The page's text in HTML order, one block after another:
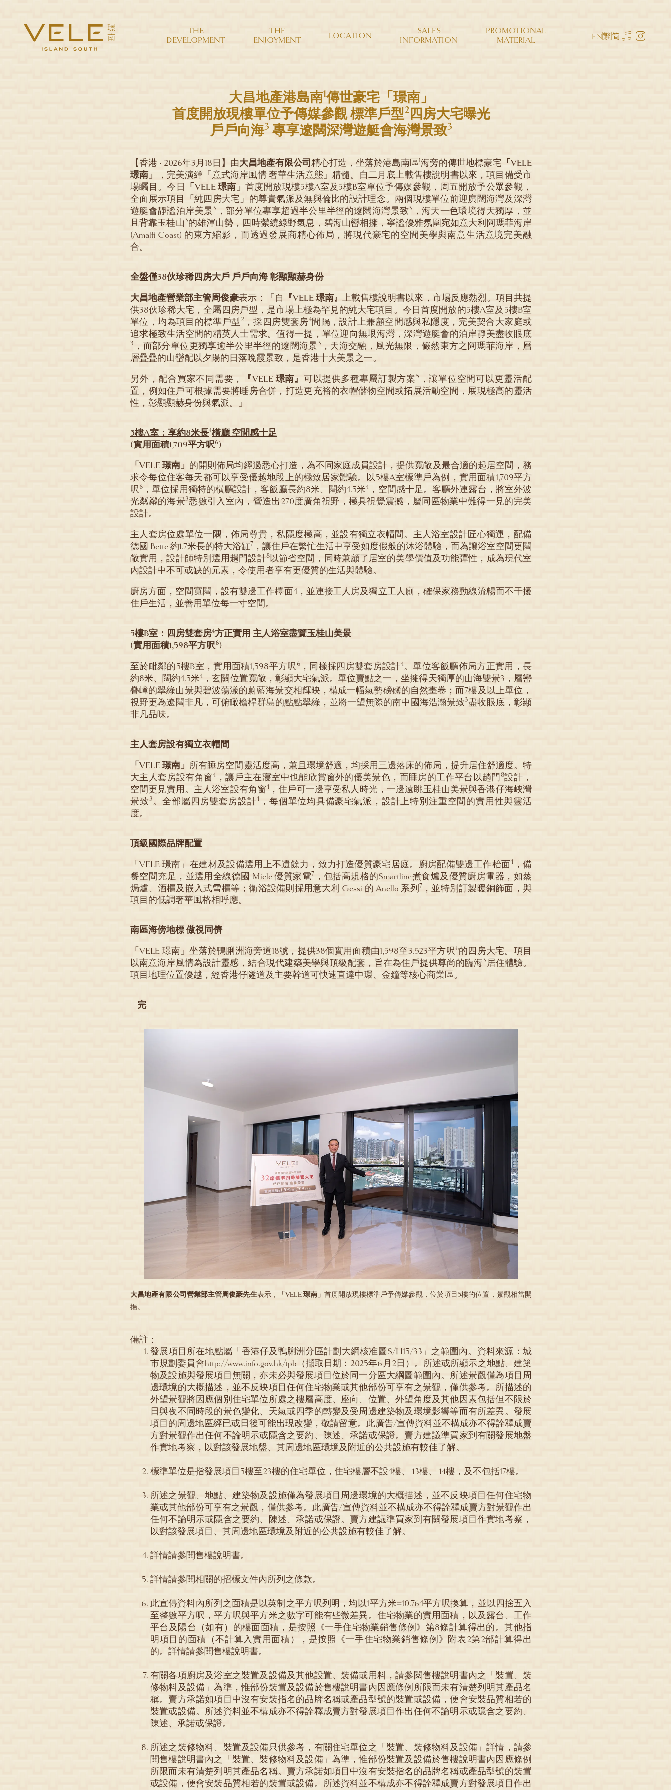
THE
DEVELOPMENT
THE
ENJOYMENT
LOCATION
SALES
INFORMATION
PROMOTIONAL
MATERIAL
EN繁简
大昌地產港島南1傳世豪宅「璟南」
首度開放現樓單位予傳媒參觀 標準戶型2四房大宅曝光
戶戶向海3 專享遼闊深灣遊艇會海灣景致3
【香港 ‧ 2026年3月18日】由大昌地產有限公司 精心打造，坐落於港島南區1海旁的傳世地標豪宅 「VELE
璟南」
，完美演繹「意式海岸風情 奢華生活意態」精髓。自二月底上載售樓說明書以來，項目備受市
場矚目。今日
「VELE 璟南」首度開放現樓5樓A室及5樓B室單位予傳媒參觀，周五開放予公眾參觀，
全面展示項目「純四房大宅」的尊貴氣派及無與倫比的設計理念。兩個現樓單位前迎廣闊海灣及深灣
遊艇會靜謐泊岸美景3 ，部分單位專享超過半公里半徑的遼闊海灣景致3
，海天一色環境得天獨厚，並
且背靠玉桂山3的雄渾山勢，四時縈繞綠野氣息，碧海山巒相擁，寧謐優雅氛圍宛如意大利阿瑪菲海岸
(Amalfi Coast) 的東方縮影，而透過發展商精心佈局，將現代豪宅的空間美學與南意生活意境完美融
合。
全盤僅38伙珍稀四房大戶 戶戶向海 彰顯顯赫身份
大昌地產營業部主管周俊豪表示：「自 『VELE 璟南』上載售樓說明書以來，市場反應熱烈。項目共提
供38伙珍稀大宅，全屬四房戶型，是市場上極為罕見的純大宅項目。今日首度開放的5樓A室及5樓B室
單位，均為項目的標準戶型 2 ，採四房雙套房4間隔，設計上兼顧空間感與私隱度，完美契合大家庭或
追求極致生活空間的精英人士需求。值得一提，單位迎向無垠海灣，深灣遊艇會的泊岸靜美盡收眼底
3 ，而部分單位更獨享逾半公里半徑的遼闊海景3 ，天海交融，風光無限，儼然東方之阿瑪菲海岸，層
層疊疊的山巒配以夕陽的日落晚霞景致，是香港十大美景之一。
另外，配合買家不同需要，
『VELE 璟南』 可以提供多種專屬訂製方案5
，讓單位空間可以更靈活配
置，例如住戶可根據需要將睡房合併，打造更充裕的衣帽儲物空間或拓展活動空間，展現極高的靈活
性，彰顯顯赫身份與氣派。」
5樓A室：享約8米長4橫廳 空間感十足
(實用面積1,709平方呎6)
「VELE 璟南」 的開則佈局均經過悉心打造，為不同家庭成員設計，提供寬敞及最合適的起居空間，務
求令每位住客每天都可以享受優越地段上的極致居家體驗。以5樓A室標準戶為例，實用面積1,709平方
呎6 ，單位採用獨特的橫廳設計，客飯廳長約8米、闊約4.5米4 ，空間感十足。客廳外連露台，將室外波
光粼粼的海景3悉數引入室內，營造出270度廣角視野，極具視覺震撼，屬同區物業中難得一見的完美
設計。
主人套房位處單位一隅，佈局尊貴，私隱度極高，並設有獨立衣帽間。主人浴室設計匠心獨運，配備
德國 Bette 約1.7米長的特大浴缸7 ，讓住戶在繁忙生活中享受如度假般的沐浴體驗，而為讓浴室空間更闊
敞實用，設計師特別選用趟門設計8以節省空間，同時兼顧了居室的美學價值及功能彈性，成為現代室
內設計中不可或缺的元素，令使用者享有更優質的生活與體驗。
廚房方面，空間寬闊，設有雙邊工作檯面4，並連接工人房及獨立工人廁，確保家務動線流暢而不干擾
住戶生活，並善用單位每一寸空間。
5樓B室：四房雙套房4方正實用 主人浴室盡覽玉桂山美景
(實用面積1,598平方呎6)
至於毗鄰的5樓B室，實用面積1,598平方呎 6，同樣採四房雙套房設計4。單位客飯廳佈局方正實用，長
約8米、闊約4.5米4 ，玄關位置寬敞，彰顯大宅氣派。單位賣點之一，坐擁得天獨厚的山海雙景3，層巒
疊嶂的翠綠山景與碧波蕩漾的蔚藍海景交相輝映，構成一幅氣勢磅礴的自然畫卷；而7樓及以上單位，
視野更為遼闊非凡，可俯瞰檐桿群島的點點翠綠，並將一望無際的南中國海浩瀚景致3盡收眼底，彰顯
非凡品味。
主人套房設有獨立衣帽間
「VELE 璟南」 所有睡房空間靈活度高，兼且環境舒適，均採用三邊落床的佈局，提升居住舒適度。特
大主人套房設有角窗4 ，讓戶主在寢室中也能欣賞窗外的優美景色，而睡房的工作平台以趟門 8設計，
空間更見實用。主人浴室設有角窗4 ，住戶可一邊享受私人時光，一邊遠眺玉桂山美景與香港仔海峽灣
景致3。全部屬四房雙套房設計4 ，每個單位均具備豪宅氣派，設計上特別注重空間的實用性與靈活
度。
頂級國際品牌配置
「VELE 璟南」在建材及設備選用上不遺餘力，致力打造優質豪宅居庭。廚房配備雙邊工作枱面4 ，備
餐空間充足，並選用全線德國 Miele 優質家電7 ，包括高規格的Smartline煮食爐及優質廚房電器，如蒸
焗爐、酒櫃及嵌入式雪櫃等；衛浴設備則採用意大利 Gessi 的 Anello 系列 7 ，並特別訂製暖銅飾面，與
項目的低調奢華風格相呼應。
南區海傍地標 傲視同儕
「VELE 璟南」坐落於鴨脷洲海旁道18號，提供38個實用面積由1,598至3,523平方呎6的四房大宅。項目
以南意海岸風情為設計靈感，結合現代建築美學與頂級配套，旨在為住戶提供尊尚的臨海3 居住體驗。
項目地理位置優越，經香港仔隧道及主要幹道可快速直達中環、金鐘等核心商業區。
– 完–
大昌地產有限公司營業部主管周俊豪先生表示， 「VELE 璟南」首度開放現樓標準戶予傳媒參觀，位於項目5樓的位置，景觀相當開
揚。
備註：
發展項目所在地點屬「香港仔及鴨脷洲分區計劃大綱核准圖S/H15/33」之範圍內。資料來源：城
市規劃委員會http://www.info.gov.hk/tpb（擷取日期：2025年6月2日）。所述或所顯示之地點、建築
物及設施與發展項目無關，亦未必與發展項目位於同一分區大綱圖範圍內。所述景觀僅為項目周
邊環境的大概描述，並不反映項目任何住宅物業或其他部份可享有之景觀，僅供參考。所描述的
外望景觀將因應個別住宅單位所處之樓層高度、座向、位置、外望角度及其他因素包括但不限於
日與夜不同時段的景色變化、天氣或四季的轉變及受周邊建築物及環境影響等而有所差異。發展
項目的周邊地區經已或日後可能出現改變，敬請留意。此廣告/宣傳資料並不構成亦不得詮釋成賣
方對景觀作出任何不論明示或隱含之要約、陳述、承諾或保證。賣方建議準買家到有關發展地盤
作實地考察，以對該發展地盤、其周邊地區環境及附近的公共設施有較佳了解。
標準單位是指發展項目5樓至23樓的住宅單位，住宅樓層不設4樓、 13樓、 14樓，及不包括17樓。
所述之景觀、地點、建築物及設施僅為發展項目周邊環境的大概描述，並不反映項目任何住宅物
業或其他部份可享有之景觀，僅供參考。此廣告/宣傳資料並不構成亦不得詮釋成賣方對景觀作出
任何不論明示或隱含之要約、陳述、承諾或保證。賣方建議準買家到有關發展項目作實地考察，
以對該發展項目、其周邊地區環境及附近的公共設施有較佳了解。
詳情請參閱售樓說明書。
詳情請參閱相關的招標文件內所列之條款。
此宣傳資料內所列之面積是以英制之平方呎列明，均以1平方米=10.764平方呎換算，並以四捨五入
至整數平方呎，平方呎與平方米之數字可能有些微差異。住宅物業的實用面積，以及露台、工作
平台及陽台（如有）的樓面面積，是按照《一手住宅物業銷售條例》第8條計算得出的。其他指
明項目的面積（不計算入實用面積），是按照《一手住宅物業銷售條例》附表2第2部計算得出
的。詳情請參閱售樓說明書。
有關各項廚房及浴室之裝置及設備及其他設置、裝備或用料，請參閱售樓說明書內之「裝置、裝
修物料及設備」為準，惟部份裝置及設備於售樓說明書內因應條例所限而未有清楚列明其產品名
稱。賣方承諾如項目中沒有安裝指名的品牌名稱或產品型號的裝置或設備，便會安裝品質相若的
裝置或設備。所述資料並不構成亦不得詮釋成賣方對發展項目作出任何不論明示或隱含之要約、
陳述、承諾或保證。
所述之裝修物料、裝置及設備只供參考，有關住宅單位之「裝置、裝修物料及設備」詳情，請參
閱售樓說明書內之「裝置、裝修物料及設備」為準，惟部份裝置及設備於售樓說明書內因應條例
所限而未有清楚列明其產品名稱。賣方承諾如項目中沒有安裝指名的品牌名稱或產品型號的裝置
或設備，便會安裝品質相若的裝置或設備。所述資料並不構成亦不得詮釋成賣方對發展項目作出